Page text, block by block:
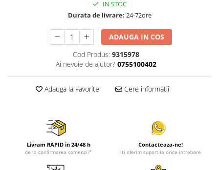
IN STOC
Durata de livrare: 24-72ore
ADAUGA IN COS
Cod Produs: 9315978
Ai nevoie de ajutor? 0755100402
Adauga la Favorite Cere informatii
Livram RAPID in 24/48 h
de la confirmarea comenzii*
Contacteaza-ne!
Iti oferim suport la orice intrebare